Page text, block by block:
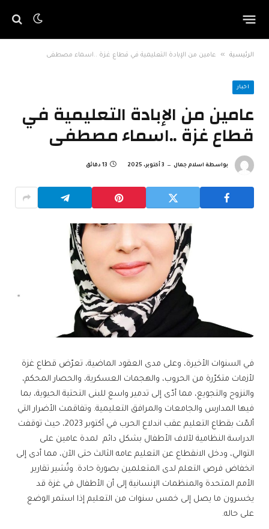
الرئيسية » عامين من الإبادة التعليمية في قطاع غزة ..اسماء مصطفى
اخبار
عامين من الإبادة التعليمية في
قطاع غزة ..اسماء مصطفى
بواسطة اسلام جمال 3 أكتوبر، 2025 13 دقائق
في السنوات الأخيرة، وعلى مدى العقود الماضية، تعرّض قطاع غزة
لأزمات متكرّرة من الحروب، والهجمات العسكرية، والحصار المحكم،
والنزوح والتجويع، مما أدّى إلى تدمير واسع للبنى التحتية الحيوية، بما
فيها المدارس والجامعات والمرافق التعليمية. وتفاقمت الأضرار التي
ألمّت بقطاع التعليم عقب اندلاع الحرب في أكتوبر 2023، حيث توقفت
الدراسة النظامية لآلاف الأطفال بشكل دائم لمدة عامين على
التوالي، ودخل الانقطاع عن التعليم عامه الثالث حتى الآن، مما أدى إلى
انخفاض فرص التعلم لدى المتعلمين بصورة حادة. وتُشير تقارير
الأمم المتحدة والمنظمات الإنسانية إلى أن الأطفال في غزة قد
يخسرون ما يصل إلى خمس سنوات من التعليم إذا استمر الوضع
على حاله.